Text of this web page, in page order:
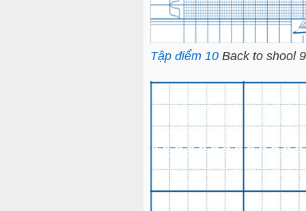
Tập điểm 10 Back to shool